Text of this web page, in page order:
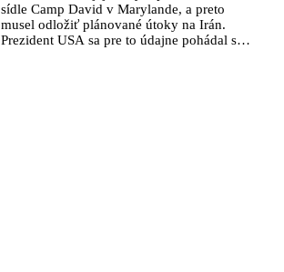
sídle Camp David v Marylande, a preto
musel odložiť plánované útoky na Irán.
Prezident USA sa pre to údajne pohádal so